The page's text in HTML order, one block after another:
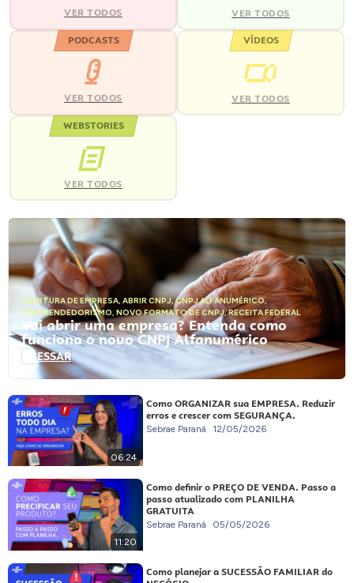
VER TODOS VER TODOS
PODCASTS
VER TODOS
VÍDEOS
VER TODOS
WEBSTORIES
VER TODOS
ABERTURA DE EMPRESA, ABRIR CNPJ,CNPJ ALFANUMÉRICO,
EMPREENDEDORISMO, NOVO FORMATO DE CNPJ,RECEITA FEDERAL
Vai abrir uma empresa? Entenda como
funciona o novo CNPJ Alfanumérico
ACESSAR
06:24
Como ORGANIZAR sua EMPRESA. Reduzir
erros e crescer com SEGURANÇA.
Sebrae Paraná 12/05/2026
11:20
Como definir o PREÇO DE VENDA. Passo a
passo atualizado com PLANILHA
GRATUITA
Sebrae Paraná 05/05/2026
Como planejar a SUCESSÃO FAMILIAR do